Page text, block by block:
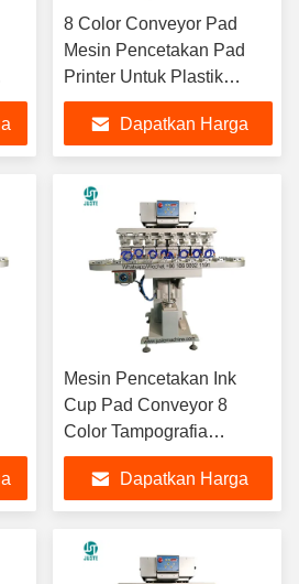
8 Color Conveyor Pad
Mesin Pencetakan Pad
Printer Untuk Plastik
Metallic Fuji Film Positif
Plat Baja 100*100
Melamin
Dapatkan Harga
Mesin Pencetakan Ink
Cup Pad Conveyor 8
Color Tampografia
Maquina Blade Pad
Printer Untuk Silicon
Rubber Bumper
Dapatkan Harga